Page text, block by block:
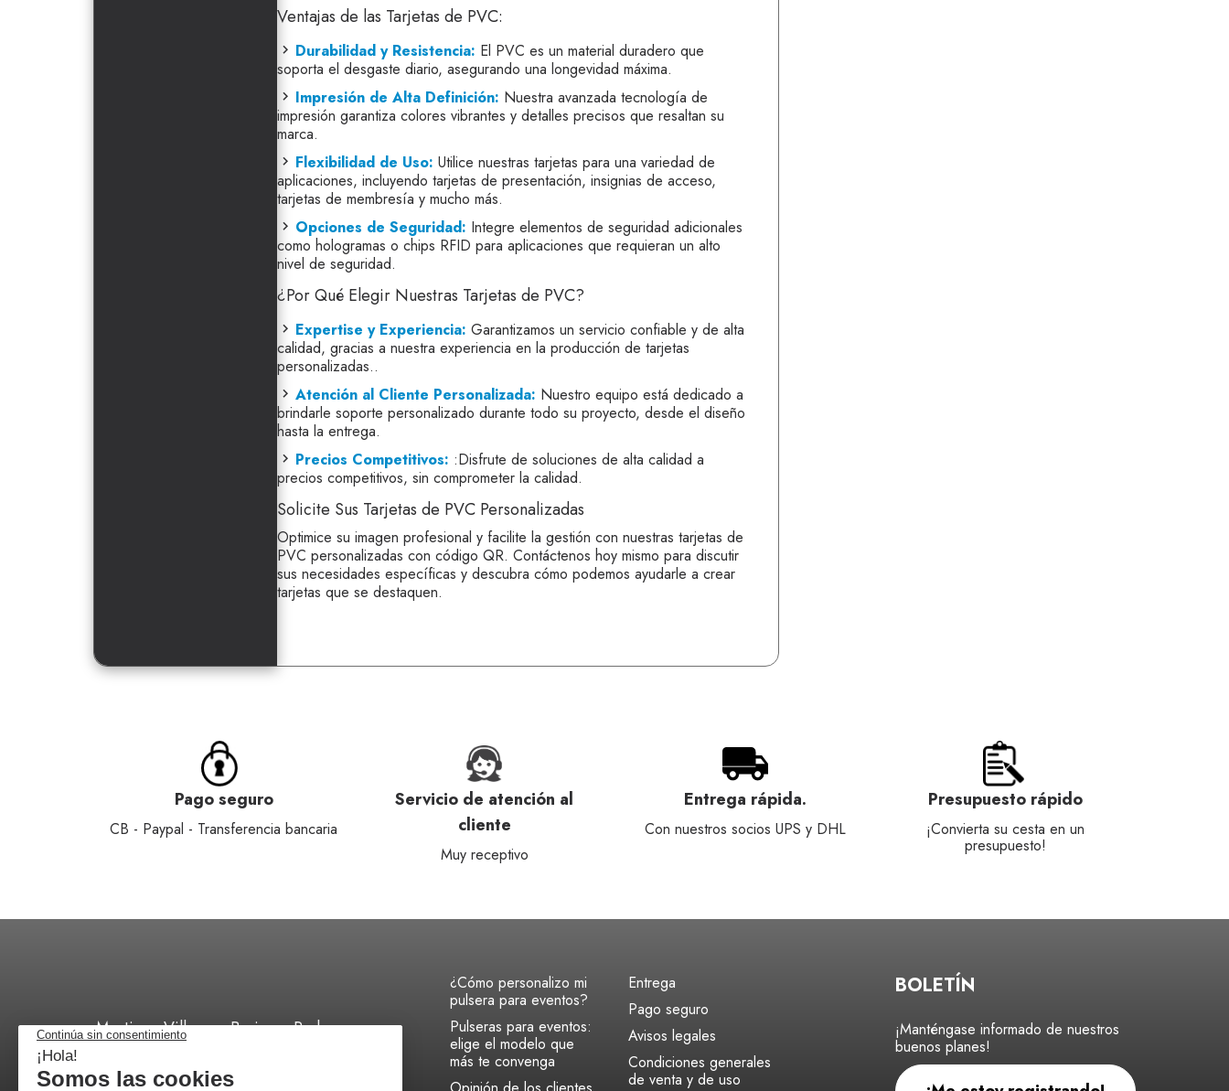
Ventajas de las Tarjetas de PVC:
Durabilidad y Resistencia: El PVC es un material duradero que
soporta el desgaste diario, asegurando una longevidad máxima.
Impresión de Alta Definición: Nuestra avanzada tecnología de
impresión garantiza colores vibrantes y detalles precisos que resaltan su
marca.
Flexibilidad de Uso: Utilice nuestras tarjetas para una variedad de
aplicaciones, incluyendo tarjetas de presentación, insignias de acceso,
tarjetas de membresía y mucho más.
Opciones de Seguridad: Integre elementos de seguridad adicionales
como hologramas o chips RFID para aplicaciones que requieran un alto
nivel de seguridad.
¿Por Qué Elegir Nuestras Tarjetas de PVC?
Expertise y Experiencia: Garantizamos un servicio confiable y de alta
calidad, gracias a nuestra experiencia en la producción de tarjetas
personalizadas..
Atención al Cliente Personalizada: Nuestro equipo está dedicado a
brindarle soporte personalizado durante todo su proyecto, desde el diseño
hasta la entrega.
Precios Competitivos: :Disfrute de soluciones de alta calidad a
precios competitivos, sin comprometer la calidad.
Solicite Sus Tarjetas de PVC Personalizadas
Optimice su imagen profesional y facilite la gestión con nuestras tarjetas de
PVC personalizadas con código QR. Contáctenos hoy mismo para discutir
sus necesidades específicas y descubra cómo podemos ayudarle a crear
tarjetas que se destaquen.
Pago seguro
CB - Paypal - Transferencia bancaria
Servicio de atención al
cliente
Muy receptivo
Entrega rápida.
Con nuestros socios UPS y DHL
Presupuesto rápido
¡Convierta su cesta en un
presupuesto!
Martinez Villergas Business Park,
C/ 28027 Madrid
¿Cómo personalizo mi
pulsera para eventos?
Pulseras para eventos:
elige el modelo que
más te convenga
Entrega
Pago seguro
Avisos legales
Condiciones generales
de venta y de uso
BOLETÍN
¡Manténgase informado de nuestros
buenos planes!